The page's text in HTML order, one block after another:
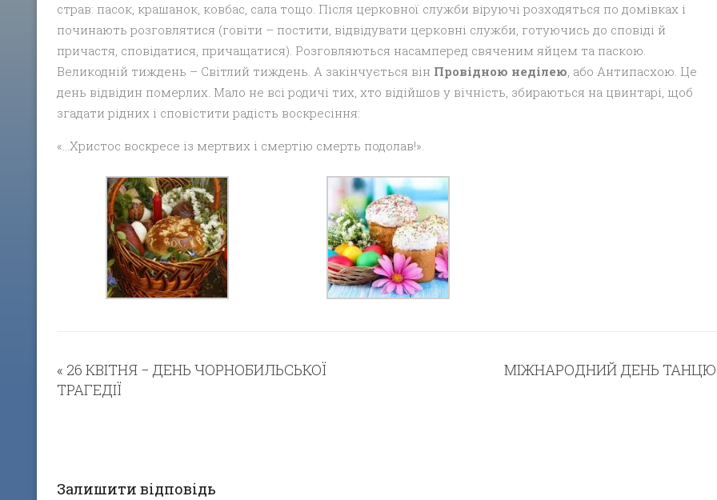
страв: пасок, крашанок, ковбас, сала тощо. Після церковної служби віруючі розходяться по домівках і
починають розговлятися (говіти – постити, відвідувати церковні служби, готуючись до сповіді й
причастя, сповідатися, причащатися). Розговляються насамперед свяченим яйцем та паскою.
Великодній тиждень – Світлий тиждень. А закінчується він Провідною неділею, або Антипасхою. Це
день відвідин померлих. Мало не всі родичі тих, хто відійшов у вічність, збираються на цвинтарі, щоб
згадати рідних і сповістити радість воскресіння:
«…Христос воскресе із мертвих і смертію смерть подолав!».
« 26 КВІТНЯ − ДЕНЬ ЧОРНОБИЛЬСЬКОЇ
ТРАГЕДІЇ
МІЖНАРОДНИЙ ДЕНЬ ТАНЦЮ
Залишити відповідь